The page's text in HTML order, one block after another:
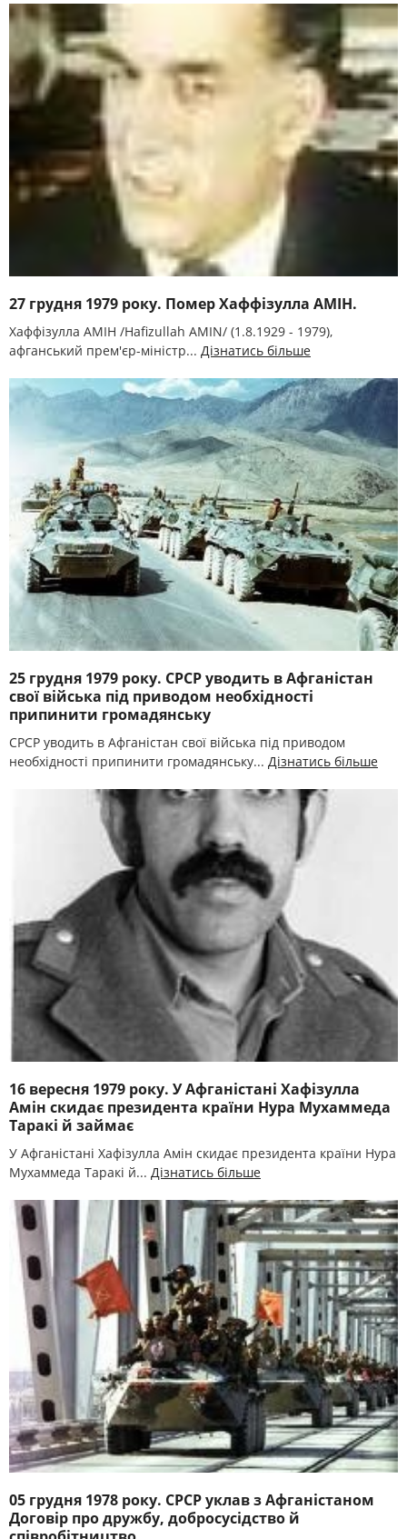
27 грудня 1979 року. Помер Хаффізулла АМІН.
Хаффізулла АМІН /Hafizullah AMIN/ (1.8.1929 - 1979),
афганський прем'єр-міністр... Дізнатись більше
25 грудня 1979 року. СРСР уводить в Афганістан
свої війська під приводом необхідності
припинити громадянську
СРСР уводить в Афганістан свої війська під приводом
необхідності припинити громадянську... Дізнатись більше
16 вересня 1979 року. У Афганістані Хафізулла
Амін скидає президента країни Нура Мухаммеда
Таракі й займає
У Афганістані Хафізулла Амін скидає президента країни Нура
Мухаммеда Таракі й... Дізнатись більше
05 грудня 1978 року. СРСР уклав з Афганістаном
Договір про дружбу, добросусідство й